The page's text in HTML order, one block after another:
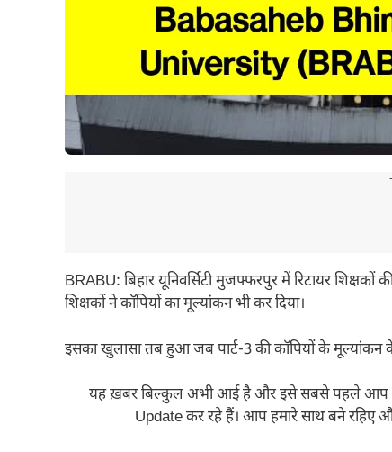
BRABU: बिहार यूनिवर्सिटी मुजफ्फरपुर में रिटायर
शिक्षकों ने कॉपियों का मूल्यांकन भी कर दिया।
इसका खुलासा तब हुआ जब पार्ट-3 की कॉपियों के मूल्यांकन
यह ख़बर बिल्कुल अभी आई है और इसे सबसे पहले आप
Update कर रहे हैं। आप हमारे साथ बने रहिए